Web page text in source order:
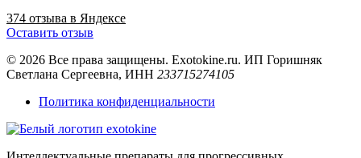
374 отзыва в Яндексе
Оставить отзыв
© 2026 Все права защищены. Exotokine.ru. ИП Горишняк
Светлана Сергеевна, ИНН 233715274105
Политика конфиденциальности